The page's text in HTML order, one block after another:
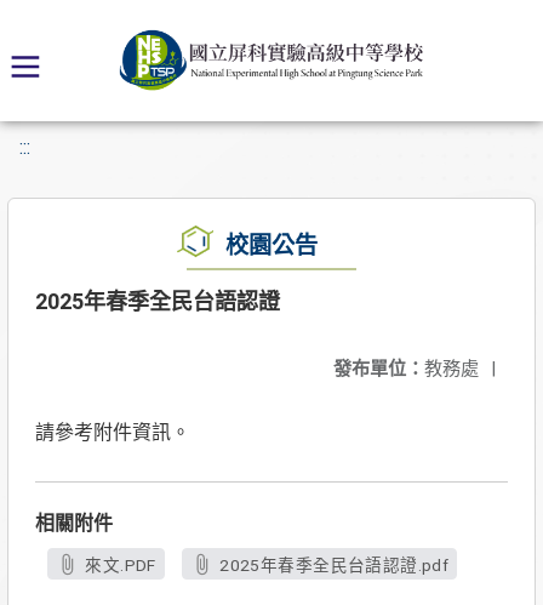
:::
校園公告
2025年春季全民台語認證
發布單位： 教務處 |
請參考附件資訊。
相關附件
來文.PDF 2025年春季全民台語認證.pdf